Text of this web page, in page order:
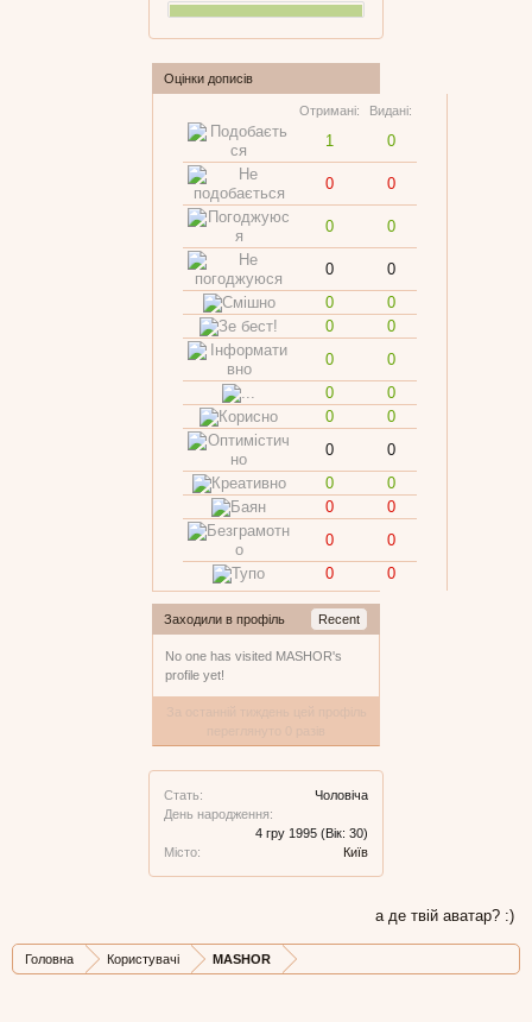
Оцінки дописів
Отримані: Видані:
1 0
0 0
0 0
0
0
0
0
0
0
0
0
0
0
0
0
0
0
0
0
0
0
0
0
0
0
Заходили в профіль Recent
No one has visited MASHOR's
profile yet!
Стать:
Чоловіча
День народження:
4 гру 1995 (Вік: 30)
Місто:
Київ
а де твій аватар? :)
Головна Користувачі MASHOR